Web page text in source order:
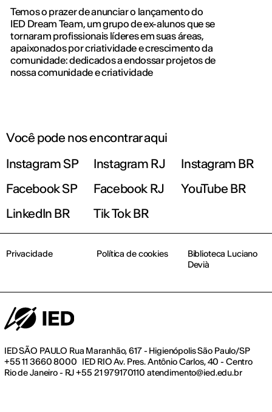
Temos o prazer de anunciar o lançamento do
IED Dream Team, um grupo de ex-alunos que se
tornaram profissionais líderes em suas áreas,
apaixonados por criatividade e crescimento da
comunidade: dedicados a endossar projetos de
nossa comunidade e criatividade
Você pode nos encontrar aqui
Instagram SP
Instagram RJ
Instagram BR
Facebook SP
Facebook RJ
YouTube BR
LinkedIn BR
Tik Tok BR
IED SÃO PAULO Rua Maranhão, 617 - Higienópolis São Paulo/SP
+55 11 3660 8000 IED RIO Av. Pres. Antônio Carlos, 40 - Centro
Rio de Janeiro - RJ +55 21 979170110 atendimento@ied.edu.br
Privacidade Política de cookies
Biblioteca Luciano
Devià